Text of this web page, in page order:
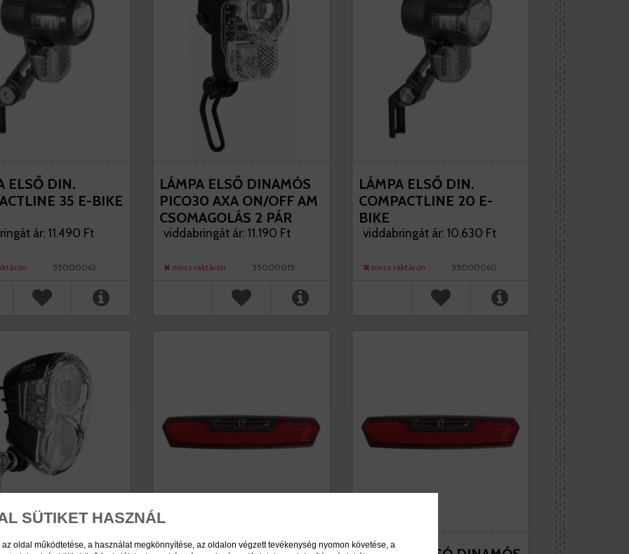
SÜTIKET HASZNÁL
oldal működtetése, a használat megkönnyítése, az oldalon végzett tevékenység nyomon követése, a
ELSŐ DIN.
35 E-BIKE
ár: 11.490 Ft
55000062
LÁMPA ELSŐ DINAMÓS
PICO30 AXA ON/OFF AM
CSOMAGOLÁS 2 PÁR
VEZETÉK, BETÁP +
viddabringát ár: 11.190 Ft
nincs raktáron 55000015
LÁMPA ELSŐ DIN.
COMPACTLINE 20 E-
BIKE
viddabringát ár: 10.630 Ft
nincs raktáron 55000060